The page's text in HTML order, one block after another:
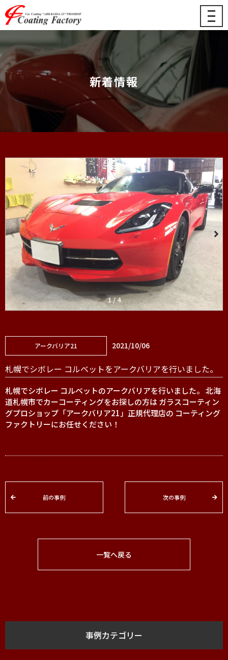
メ
ニ
新着情報
1/4
アークバリア21 2021/10/06
札幌でシボレー コルベットをアークバリアを行いました。
札幌でシボレー コルベットのアークバリアを行いました。 北海
道札幌市でカーコーティングをお探しの方は ガラスコーティン
グプロショップ「アークバリア21」正規代理店の コーティング
ファクトリーにお任せください！
前の事例 次の事例
一覧へ戻る
事例カテゴリー